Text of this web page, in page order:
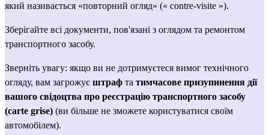
який називається «повторний огляд» (« contre-visite »).
Зберігайте всі документи, пов'язані з оглядом та ремонтом
транспортного засобу.
Зверніть увагу: якщо ви не дотримуєтеся вимог технічного
огляду, вам загрожує штраф та тимчасове призупинення дії
вашого свідоцтва про реєстрацію транспортного засобу
(carte grise) (ви більше не зможете користуватися своїм
автомобілем).